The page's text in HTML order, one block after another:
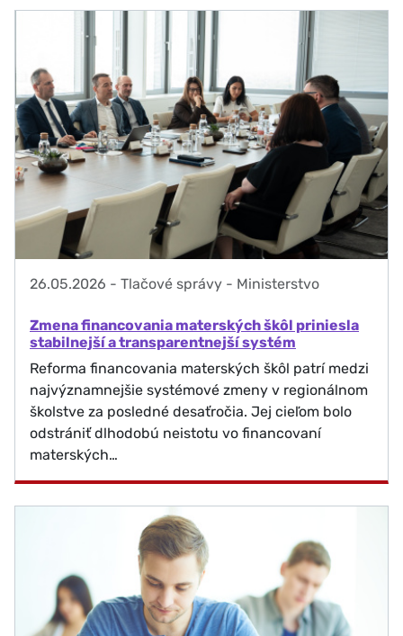
26.05.2026 - Tlačové správy - Ministerstvo
Zmena financovania materských škôl priniesla
stabilnejší a transparentnejší systém
Reforma financovania materských škôl patrí medzi
najvýznamnejšie systémové zmeny v regionálnom
školstve za posledné desaťročia. Jej cieľom bolo
odstrániť dlhodobú neistotu vo financovaní
materských…